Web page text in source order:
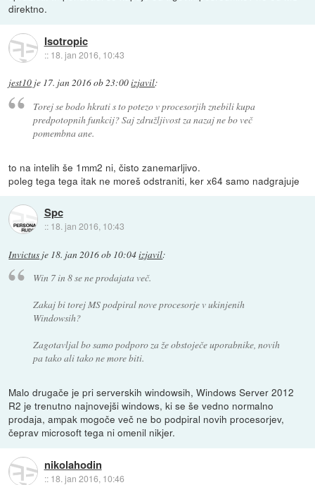
direktno.
Isotropic
:: 18. jan 2016, 10:43
jest10 je 17. jan 2016 ob 23:00izjavil:
Torej se bodo hkrati s to potezo v procesorjih znebili kupa
predpotopnih funkcij? Saj združljivost za nazaj ne bo več
pomembna ane.
to na intelih še 1mm2 ni, čisto zanemarljivo.
poleg tega tega itak ne moreš odstraniti, ker x64 samo nadgrajuje
Spc
:: 18. jan 2016, 10:43
Invictus je 18. jan 2016 ob 10:04izjavil:
Win 7 in 8 se ne prodajata več.
Zakaj bi torej MS podpiral nove procesorje v ukinjenih
Windowsih?
Zagotavljal bo samo podporo za že obstoječe uporabnike, novih
pa tako ali tako ne more biti.
Malo drugače je pri serverskih windowsih, Windows Server 2012
R2 je trenutno najnovejši windows, ki se še vedno normalno
prodaja, ampak mogoče več ne bo podpiral novih procesorjev,
čeprav microsoft tega ni omenil nikjer.
nikolahodin
:: 18. jan 2016, 10:46